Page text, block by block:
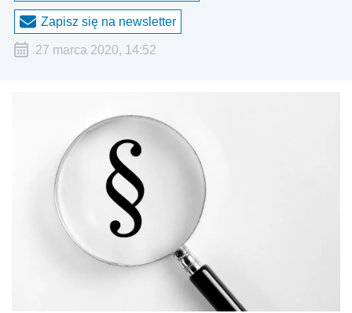
Zapisz się na newsletter
27 marca 2020, 14:52